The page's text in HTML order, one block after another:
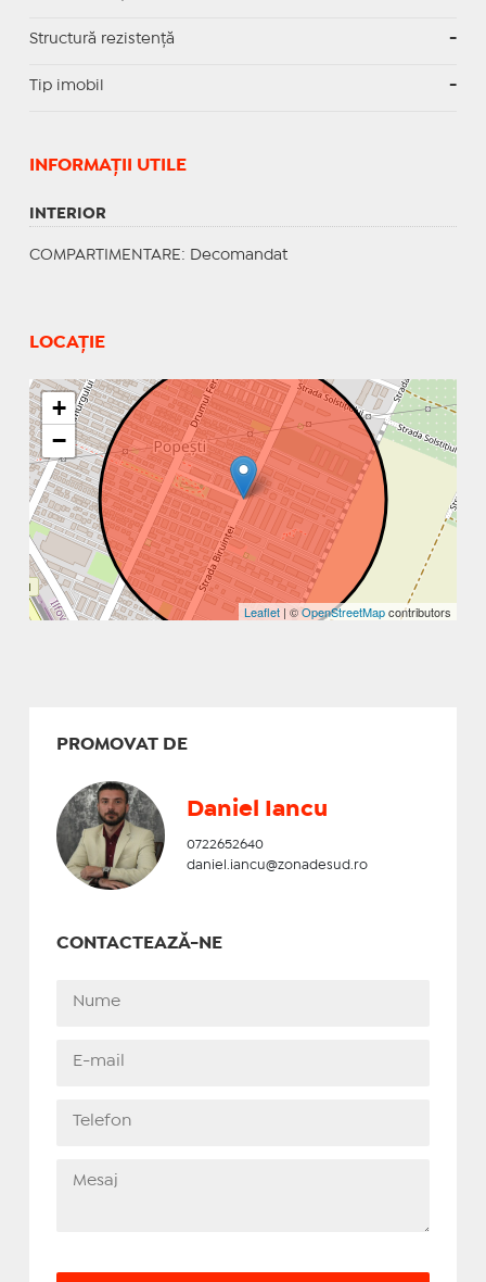
Structură rezistență -
Tip imobil -
INFORMAŢII UTILE
INTERIOR
COMPARTIMENTARE : Decomandat
LOCAȚIE
+
−
Leaflet | ©OpenStreetMapcontributors
PROMOVAT DE
Daniel Iancu
0722652640
daniel.iancu@zonadesud.ro
CONTACTEAZĂ-NE